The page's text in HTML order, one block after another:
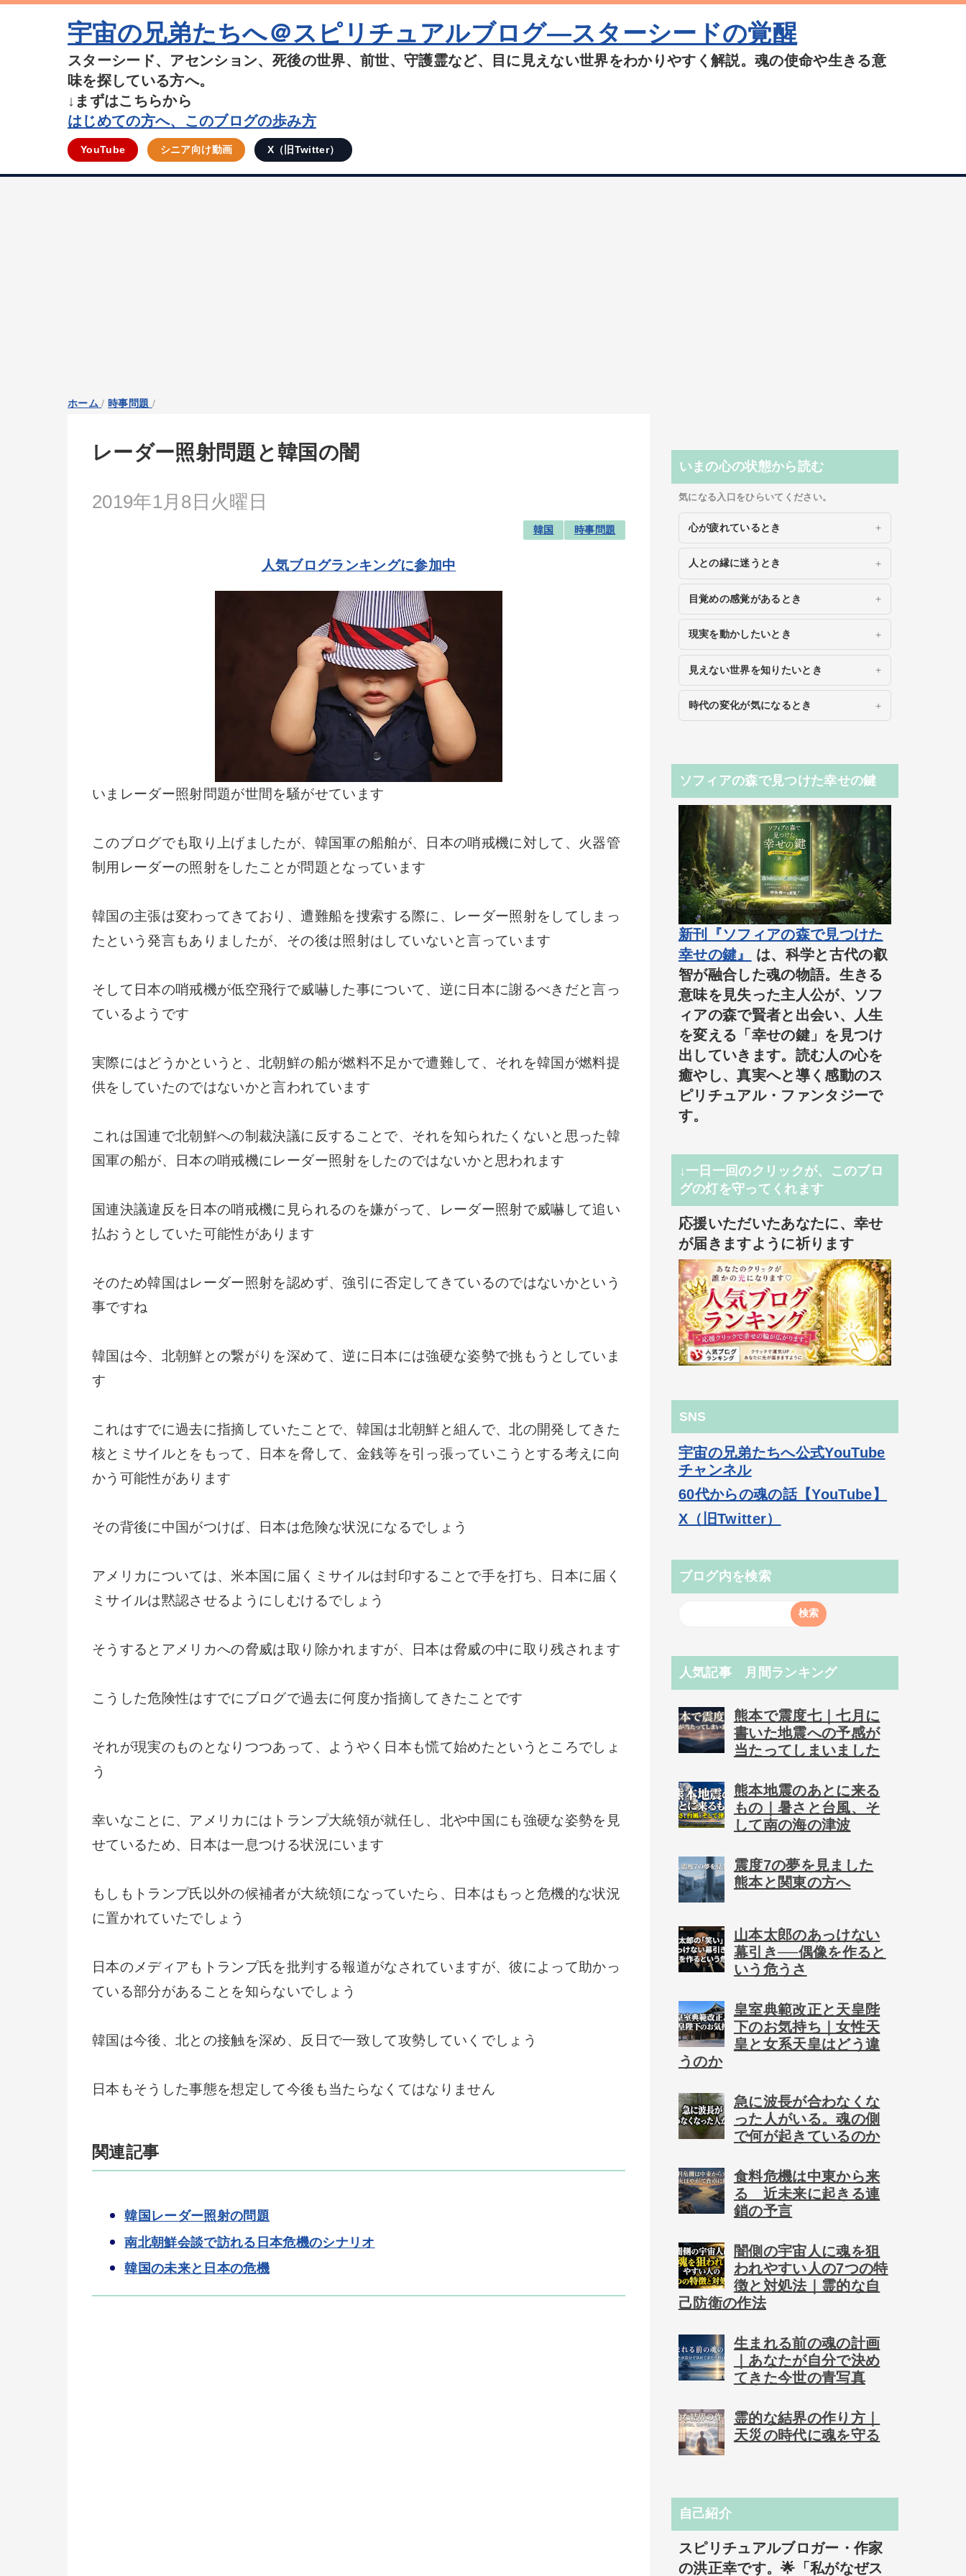
宇宙の兄弟たちへ＠スピリチュアルブログ―スターシードの覚醒
スターシード、アセンション、死後の世界、前世、守護霊など、目に見えない世界をわかりやすく解説。魂の使命や生きる意
味を探している方へ。
↓まずはこちらから
はじめての方へ、このブログの歩み方
YouTube シニア向け動画 X（旧Twitter）
ホーム / 時事問題 /
レーダー照射問題と韓国の闇
2019年1月8日火曜日
韓国 時事問題
人気ブログランキングに参加中
いまレーダー照射問題が世間を騒がせています
このブログでも取り上げましたが、韓国軍の船舶が、日本の哨戒機に対して、火器管
制用レーダーの照射をしたことが問題となっています
韓国の主張は変わってきており、遭難船を捜索する際に、レーダー照射をしてしまっ
たという発言もありましたが、その後は照射はしていないと言っています
そして日本の哨戒機が低空飛行で威嚇した事について、逆に日本に謝るべきだと言っ
ているようです
実際にはどうかというと、北朝鮮の船が燃料不足かで遭難して、それを韓国が燃料提
供をしていたのではないかと言われています
これは国連で北朝鮮への制裁決議に反することで、それを知られたくないと思った韓
国軍の船が、日本の哨戒機にレーダー照射をしたのではないかと思われます
国連決議違反を日本の哨戒機に見られるのを嫌がって、レーダー照射で威嚇して追い
払おうとしていた可能性があります
そのため韓国はレーダー照射を認めず、強引に否定してきているのではないかという
事ですね
韓国は今、北朝鮮との繋がりを深めて、逆に日本には強硬な姿勢で挑もうとしていま
す
これはすでに過去に指摘していたことで、韓国は北朝鮮と組んで、北の開発してきた
核とミサイルとをもって、日本を脅して、金銭等を引っ張っていこうとする考えに向
かう可能性があります
その背後に中国がつけば、日本は危険な状況になるでしょう
アメリカについては、米本国に届くミサイルは封印することで手を打ち、日本に届く
ミサイルは黙認させるようにしむけるでしょう
そうするとアメリカへの脅威は取り除かれますが、日本は脅威の中に取り残されます
こうした危険性はすでにブログで過去に何度か指摘してきたことです
それが現実のものとなりつつあって、ようやく日本も慌て始めたというところでしょ
う
幸いなことに、アメリカにはトランプ大統領が就任し、北や中国にも強硬な姿勢を見
せているため、日本は一息つける状況にいます
もしもトランプ氏以外の候補者が大統領になっていたら、日本はもっと危機的な状況
に置かれていたでしょう
日本のメディアもトランプ氏を批判する報道がなされていますが、彼によって助かっ
ている部分があることを知らないでしょう
韓国は今後、北との接触を深め、反日で一致して攻勢していくでしょう
日本もそうした事態を想定して今後も当たらなくてはなりません
関連記事
韓国レーダー照射の問題
南北朝鮮会談で訪れる日本危機のシナリオ
韓国の未来と日本の危機
いまの心の状態から読む
気になる入口をひらいてください。
心が疲れているとき
人との縁に迷うとき
目覚めの感覚があるとき
現実を動かしたいとき
見えない世界を知りたいとき
時代の変化が気になるとき
ソフィアの森で見つけた幸せの鍵
新刊『ソフィアの森で見つけた
幸せの鍵』
は、科学と古代の叡
智が融合した魂の物語。生きる
意味を見失った主人公が、ソフ
ィアの森で賢者と出会い、人生
を変える「幸せの鍵」を見つけ
出していきます。読む人の心を
癒やし、真実へと導く感動のス
ピリチュアル・ファンタジーで
す。
↓一日一回のクリックが、このブロ
グの灯を守ってくれます
応援いただいたあなたに、幸せ
が届きますように祈ります
SNS
宇宙の兄弟たちへ公式YouTube
チャンネル
60代からの魂の話【YouTube】
X（旧Twitter）
ブログ内を検索
人気記事 月間ランキング
熊本で震度七｜七月に
書いた地震への予感が
当たってしまいました
熊本地震のあとに来る
もの｜暑さと台風、そ
して南の海の津波
震度7の夢を見ました
熊本と関東の方へ
山本太郎のあっけない
幕引き──偶像を作ると
いう危うさ
皇室典範改正と天皇陛
下のお気持ち｜女性天
皇と女系天皇はどう違
うのか
急に波長が合わなくな
った人がいる。魂の側
で何が起きているのか
食料危機は中東から来
る 近未来に起きる連
鎖の予言
闇側の宇宙人に魂を狙
われやすい人の7つの特
徴と対処法｜霊的な自
己防衛の作法
生まれる前の魂の計画
｜あなたが自分で決め
てきた今世の青写真
霊的な結界の作り方｜
天災の時代に魂を守る
自己紹介
スピリチュアルブロガー・作家
の洪正幸です。🌟「私がなぜス